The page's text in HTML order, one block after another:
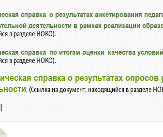
справка о результатах анкетирования
деятельности в рамках реализации
в разделе НОКО).
справка по итогам оценки качества
в разделе НОКО).
справка о результатах
. (Ссылка на документ, находящийся в разделе